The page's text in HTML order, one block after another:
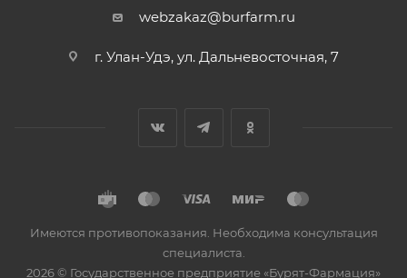
webzakaz@burfarm.ru
г. Улан-Удэ, ул. Дальневосточная, 7
Имеются противопоказания. Необходима консультация
специалиста.
2026 © Государственное предприятие «Бурят-Фармация»